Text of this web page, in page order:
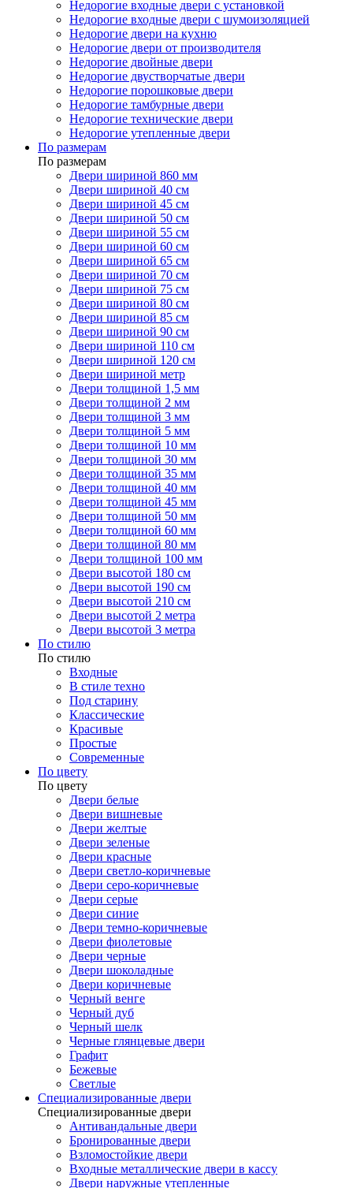
Недорогие входные двери с установкой
Недорогие входные двери с шумоизоляцией
Недорогие двери на кухню
Недорогие двери от производителя
Недорогие двойные двери
Недорогие двустворчатые двери
Недорогие порошковые двери
Недорогие тамбурные двери
Недорогие технические двери
Недорогие утепленные двери
По размерам
По размерам
Двери шириной 860 мм
Двери шириной 40 см
Двери шириной 45 см
Двери шириной 50 см
Двери шириной 55 см
Двери шириной 60 см
Двери шириной 65 см
Двери шириной 70 см
Двери шириной 75 см
Двери шириной 80 см
Двери шириной 85 см
Двери шириной 90 см
Двери шириной 110 см
Двери шириной 120 см
Двери шириной метр
Двери толщиной 1,5 мм
Двери толщиной 2 мм
Двери толщиной 3 мм
Двери толщиной 5 мм
Двери толщиной 10 мм
Двери толщиной 30 мм
Двери толщиной 35 мм
Двери толщиной 40 мм
Двери толщиной 45 мм
Двери толщиной 50 мм
Двери толщиной 60 мм
Двери толщиной 80 мм
Двери толщиной 100 мм
Двери высотой 180 см
Двери высотой 190 см
Двери высотой 210 см
Двери высотой 2 метра
Двери высотой 3 метра
По стилю
По стилю
Входные
В стиле техно
Под старину
Классические
Красивые
Простые
Современные
По цвету
По цвету
Двери белые
Двери вишневые
Двери желтые
Двери зеленые
Двери красные
Двери светло-коричневые
Двери серо-коричневые
Двери серые
Двери синие
Двери темно-коричневые
Двери фиолетовые
Двери черные
Двери шоколадные
Двери коричневые
Черный венге
Черный дуб
Черный шелк
Черные глянцевые двери
Графит
Бежевые
Светлые
Специализированные двери
Специализированные двери
Антивандальные двери
Бронированные двери
Взломостойкие двери
Входные металлические двери в кассу
Двери наружные утепленные